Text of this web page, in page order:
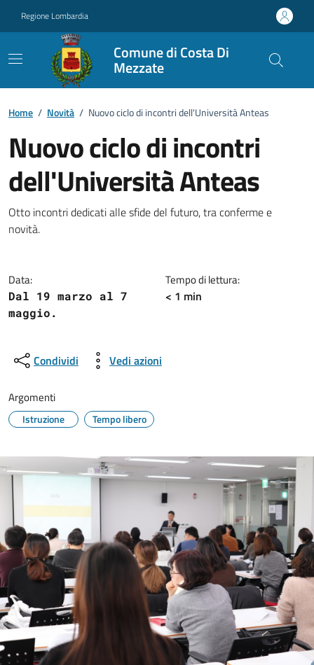
Regione Lombardia
Comune di Costa Di
Mezzate
Home / Novità / Nuovo ciclo di incontri dell'Università Anteas
Nuovo ciclo di incontri
dell'Università Anteas
Dettagli della notizia
Otto incontri dedicati alle sfide del futuro, tra conferme e
novità.
Data:
Dal 19 marzo al 7
maggio.
Tempo di lettura:
< 1 min
Condividi Vedi azioni
Argomenti
Istruzione Tempo libero